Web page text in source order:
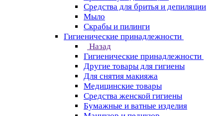
Средства для бритья и депиляции
Мыло
Скрабы и пилинги
Гигиенические принадлежности
Назад
Гигиенические принадлежности
Другие товары для гигиены
Для снятия макияжа
Медицинские товары
Средства женской гигиены
Бумажные и ватные изделия